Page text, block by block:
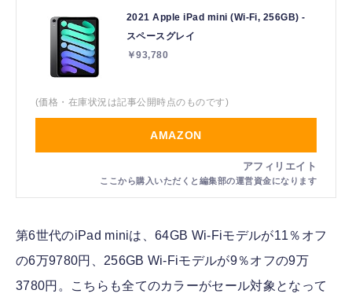
2021 Apple iPad mini (Wi-Fi, 256GB) -
スペースグレイ
￥93,780
(価格・在庫状況は記事公開時点のものです)
AMAZON
第6世代のiPad miniは、64GB Wi-Fiモデルが11％オフ
の6万9780円、256GB Wi-Fiモデルが9％オフの9万
3780円。こちらも全てのカラーがセール対象となって